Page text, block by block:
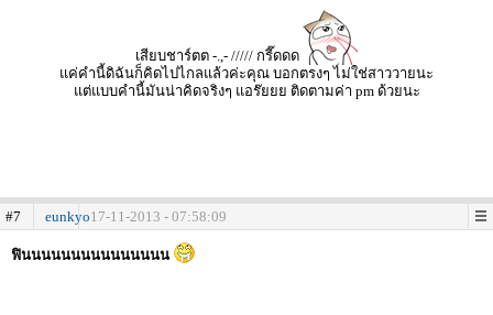
เสียบชาร์ตต -.,- ///// กรี๊ดดด
แค่คำนี้ดิฉันก็คิดไปไกลแล้วค่ะคุณ บอกตรงๆ ไม่ใช่สาววายนะ
แต่แบบคำนี้มันน่าคิดจริงๆ แอร๊ยยย ติดตามค่า pm ด้วยนะ
#7 eunkyo17-11-2013 - 07:58:09
ฟินนนนนนนนนนนนนนน